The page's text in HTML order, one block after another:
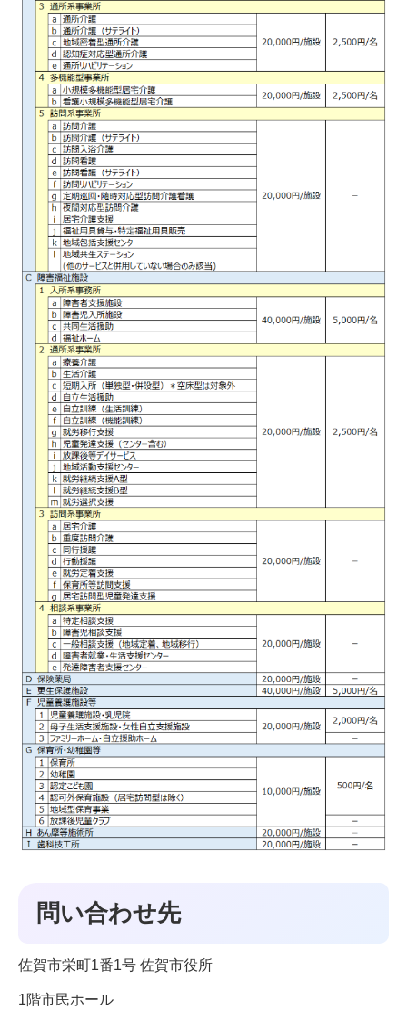
問い合わせ先
佐賀市栄町1番1号 佐賀市役所
1階市民ホール